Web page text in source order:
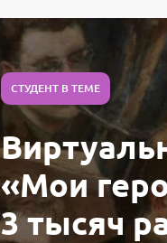
СТУДЕНТ В ТЕМЕ
«Мои
3 тысяч